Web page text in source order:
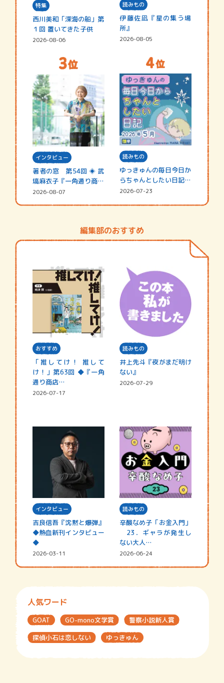
特集
西川美和「深海の船」第
１回 置いてきた子供
2026-08-06
読みもの
伊藤佐凪『星の集う場
所』
2026-08-05
インタビュー
著者の窓 第54回 ◈ 武
塙麻衣子『一角通り商店
街の…
2026-08-07
読みもの
ゆっきゅんの毎日今日か
らちゃんとしたい日記
☆202…
2026-07-23
編集部のおすすめ
おすすめ
「推してけ！ 推して
け！」第63回 ◆『一角
通り商店…
2026-07-17
読みもの
井上先斗『夜がまだ明け
ない』
2026-07-29
インタビュー
吉良信吾『沈黙と爆弾』
◆熱血新刊インタビュー
◆
2026-03-11
読みもの
辛酸なめ子「お金入門」
23．ギャラが発生し
ない大人…
2026-06-24
人気ワード
GOAT GO-mono文学賞
警察小説新人賞
探偵小石は恋しない
ゆっきゅん